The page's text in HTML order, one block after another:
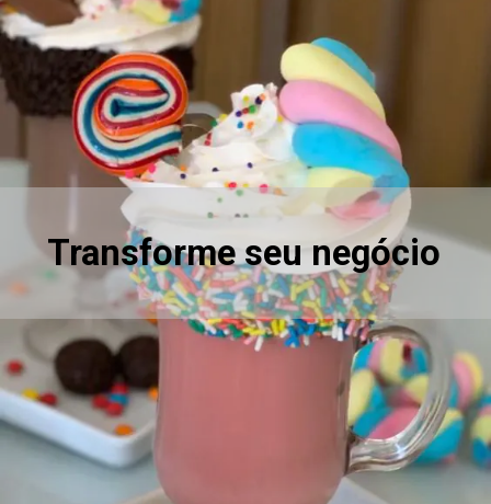
Transforme seu negócio